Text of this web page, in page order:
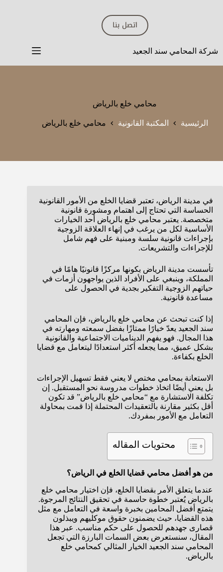
اتصل بنا
شركة المحامي سند الجعيد
محامي خلع بالرياض
الرئيسية المكتبة القانونية محامي خلع بالرياض
في مدينة الرياض، تعتبر قضايا الخلع من الأمور القانونية
الحساسة التي تحتاج إلى اهتمام ومشورة قانونية
متخصصة. يعتبر محامي خلع بالرياض أحد الخيارات
الأساسية لكل من يرغب في إنهاء العلاقة الزوجية
بإجراءات قانونية سلسة ومبنية على فهم شامل
للإجراءات والتشريعات.
تأسست مدينة الرياض بكونها مركزًا قانونيًا هامًا في
المملكة، وينبغي على الأفراد الذين يواجهون أزمات في
حياتهم الزوجية التفكير بجدية في الحصول على
مساعدة قانونية.
إذا كنت تبحث عن محامي خلع بالرياض، فإن المحامي
سند الجعيد يعدّ خيارًا ممتازًا بفضل سمعته ومهارته في
هذا المجال. فهو يفهم الديناميات الاجتماعية والقانونية
بشكل عميق، مما يجعله أكثر استعدادًا ليتعامل مع قضايا
الخلع بكفاءة.
الاستعانة بمحامي مختص لا يعني فقط تسهيل الإجراءات
بل يعني أيضًا اتخاذ خطوات مدروسة نحو المستقبل. إن
تكلفة الاستشارة مع “محامي خلع بالرياض” قد تكون
أقل بكثير مقارنة بالتعقيدات المحتملة إذا قمت بمحاولة
التعامل مع الأمور بمفردك.
محتويات المقاله
من هو أفضل محامي قضايا الخلع في الرياض؟
عندما يتعلق الأمر بقضايا الخلع، فإن اختيار محامي خلع
بالرياض يُعتبر خطوة حاسمة في تحقيق النتائج المرجوة.
يتمتع أفضل المحامين بخبرة واسعة في التعامل مع مثل
هذه القضايا، حيث يضمنون حقوق موكليهم ويبذلون
قصارى جهدهم للحصول على حكم مناسب. عبر هذا
المقال، سنستعرض بعض السمات البارزة التي تجعل
المحامي سند الجعيد الخيار المثالي كمحامي خلع
بالرياض.